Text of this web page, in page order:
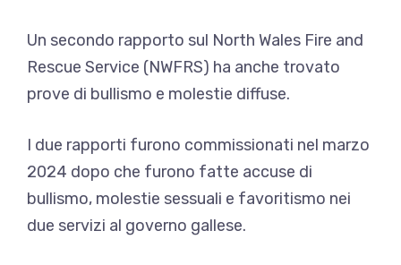
Un secondo rapporto sul North Wales Fire and
Rescue Service (NWFRS) ha anche trovato
prove di bullismo e molestie diffuse.
I due rapporti furono commissionati nel marzo
2024 dopo che furono fatte accuse di
bullismo, molestie sessuali e favoritismo nei
due servizi al governo gallese.